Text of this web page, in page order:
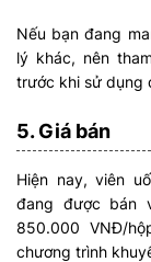
Nếu bạn đang
lý khác, nên
trước khi sử dụng
5. Giá bán
Hiện nay, viên
đang được bán
850.000 VNĐ/
chương trình